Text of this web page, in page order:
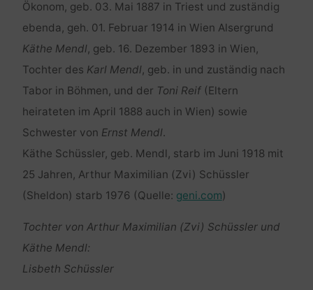
Ökonom, geb. 03. Mai 1887 in Triest und zuständig
ebenda, geh. 01. Februar 1914 in Wien Alsergrund
Käthe Mendl, geb. 16. Dezember 1893 in Wien,
Tochter des Karl Mendl, geb. in und zuständig nach
Tabor in Böhmen, und der Toni Reif(Eltern
heirateten im April 1888 auch in Wien) sowie
Schwester von Ernst Mendl.
Käthe Schüssler, geb. Mendl, starb im Juni 1918 mit
25 Jahren, Arthur Maximilian (Zvi) Schüssler
(Sheldon) starb 1976 (Quelle: geni.com)
Tochter von Arthur Maximilian (Zvi) Schüssler und
Käthe Mendl:
Lisbeth Schüssler